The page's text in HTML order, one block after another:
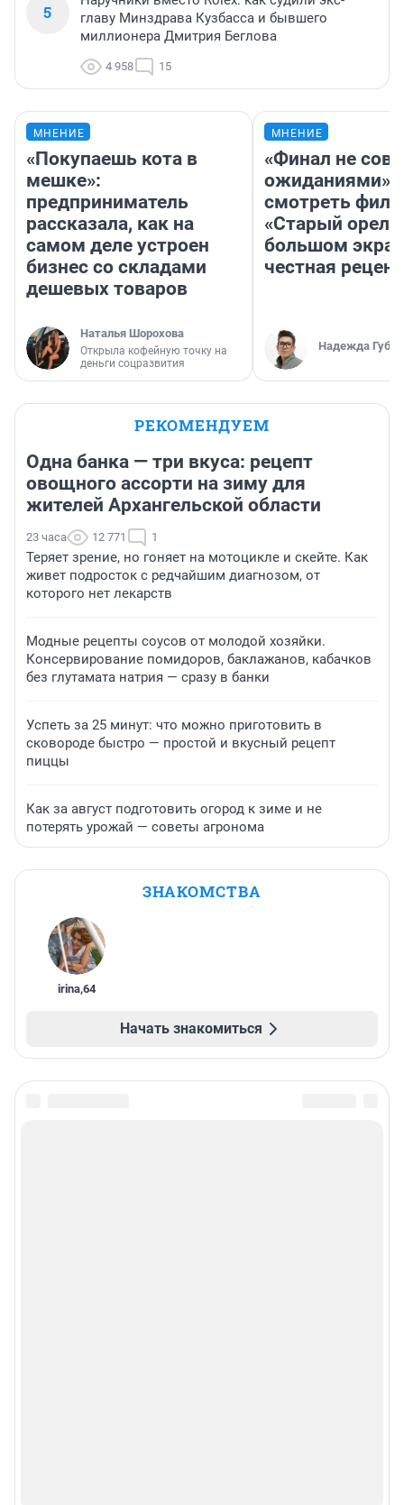
5
главу Минздрава Кузбасса и бывшего
миллионера Дмитрия Беглова
4 958 15
МНЕНИЕ
«Покупаешь кота в
мешке»:
предприниматель
рассказала, как на
самом деле устроен
бизнес со складами
дешевых товаров
Наталья Шорохова
Открыла кофейную точку на
деньги соцразвития
МНЕНИЕ
«Финал не
ожиданиями»:
смотреть
«Старый орел»
большом
честная
Надежда
РЕКОМЕНДУЕМ
Одна банка — три вкуса: рецепт
овощного ассорти на зиму для
жителей Архангельской области
23 часа 12 771 1
Теряет зрение, но гоняет на мотоцикле и скейте. Как
живет подросток с редчайшим диагнозом, от
которого нет лекарств
Модные рецепты соусов от молодой хозяйки.
Консервирование помидоров, баклажанов, кабачков
без глутамата натрия — сразу в банки
Успеть за 25 минут: что можно приготовить в
сковороде быстро — простой и вкусный рецепт
пиццы
Как за август подготовить огород к зиме и не
потерять урожай — советы агронома
ЗНАКОМСТВА
irina,64
Начать знакомиться